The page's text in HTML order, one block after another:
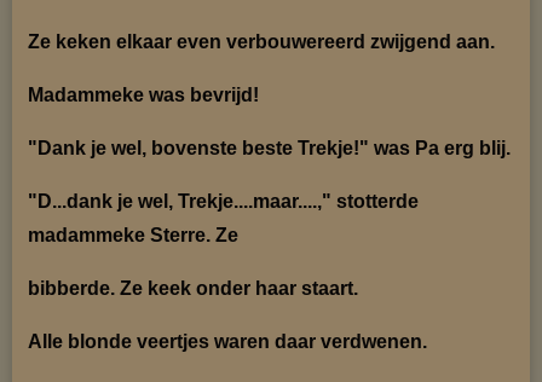
Ze keken elkaar even verbouwereerd zwijgend aan.
Madammeke was bevrijd!
"Dank je wel, bovenste beste Trekje!" was Pa erg blij.
"D...dank je wel, Trekje....maar....," stotterde
madammeke Sterre. Ze
bibberde. Ze keek onder haar staart.
Alle blonde veertjes waren daar verdwenen.